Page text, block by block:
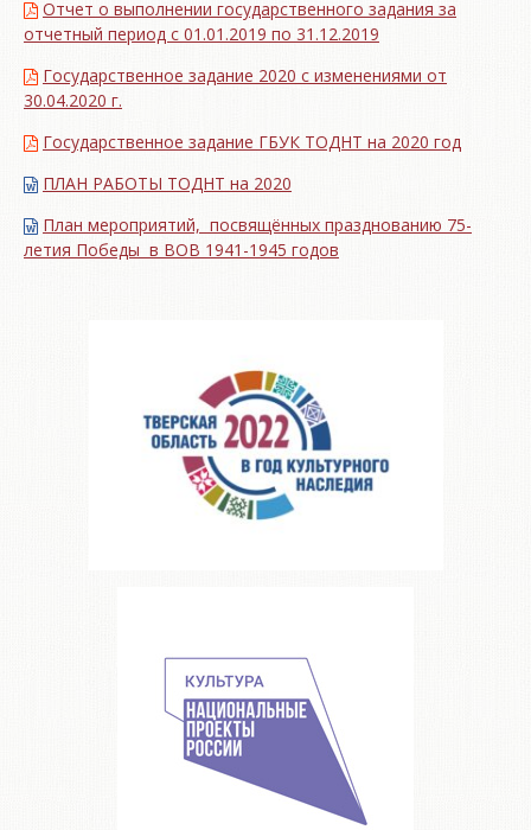
Отчет о выполнении государственного задания за
отчетный период с 01.01.2019 по 31.12.2019
Государственное задание 2020 с изменениями от
30.04.2020 г.
Государственное задание ГБУК ТОДНТ на 2020 год
ПЛАН РАБОТЫ ТОДНТ на 2020
План мероприятий, посвящённых празднованию 75-
летия Победы в ВОВ 1941-1945 годов